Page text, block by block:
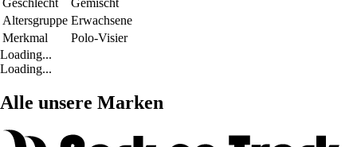
Geschlecht
Gemischt
Altersgruppe Erwachsene
Merkmal
Polo-Visier
Loading...
Loading...
Alle unsere Marken